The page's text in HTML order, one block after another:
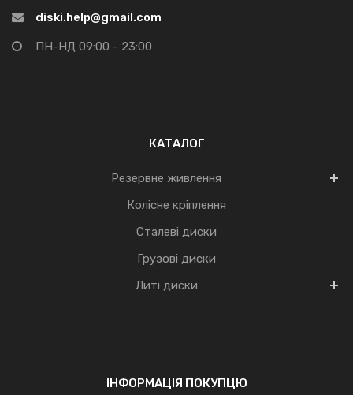
diski.help@gmail.com
ПН-НД 09:00 - 23:00
КАТАЛОГ
Резервне живлення
Колісне кріплення
Сталеві диски
Грузові диски
Литі диски
ІНФОРМАЦІЯ ПОКУПЦЮ